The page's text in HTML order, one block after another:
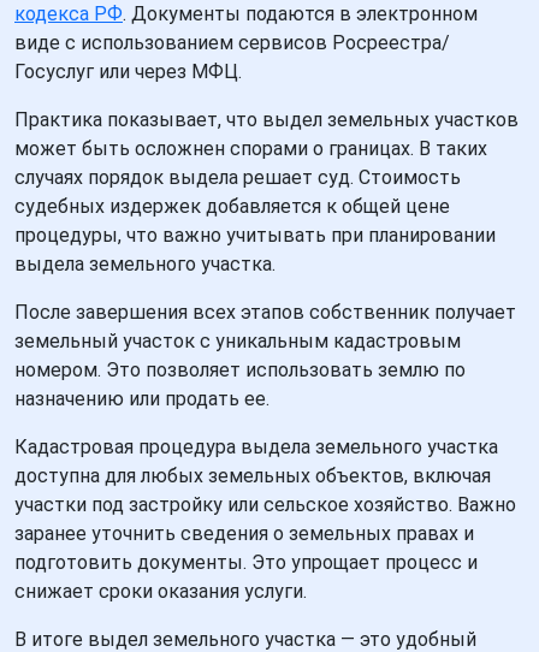
кодекса РФ. Документы подаются в электронном
виде с использованием сервисов Росреестра/
Госуслуг или через МФЦ.
Практика показывает, что выдел земельных участков
может быть осложнен спорами о границах. В таких
случаях порядок выдела решает суд. Стоимость
судебных издержек добавляется к общей цене
процедуры, что важно учитывать при планировании
выдела земельного участка.
После завершения всех этапов собственник получает
земельный участок с уникальным кадастровым
номером. Это позволяет использовать землю по
назначению или продать ее.
Кадастровая процедура выдела земельного участка
доступна для любых земельных объектов, включая
участки под застройку или сельское хозяйство. Важно
заранее уточнить сведения о земельных правах и
подготовить документы. Это упрощает процесс и
снижает сроки оказания услуги.
В итоге выдел земельного участка — это удобный